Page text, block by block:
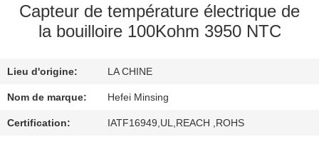
VISITE
D'USINE
CONTRÔLE
DE
QUALITÉ
Capteur de température électrique de
la bouilloire 100Kohm 3950 NTC
Lieu d'origine: LA CHINE
Nom de marque: Hefei Minsing
Certification: IATF16949,UL,REACH ,ROHS